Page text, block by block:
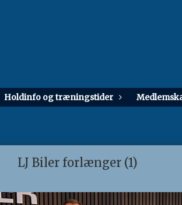
Holdinfo og træningstider
LJ Biler forlænger (1)